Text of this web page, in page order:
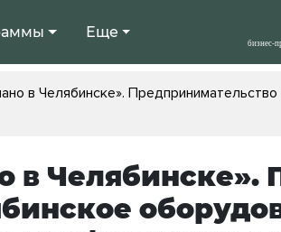
Еще
в Челябинске».
в Челябинске».